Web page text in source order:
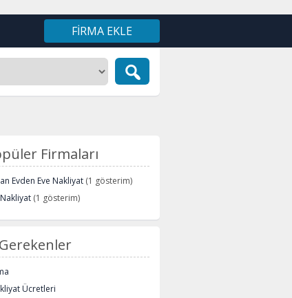
FIRMA EKLE
Firmaları
Evden Eve Nakliyat (1 gösterim)
(1 gösterim)
Ücretleri